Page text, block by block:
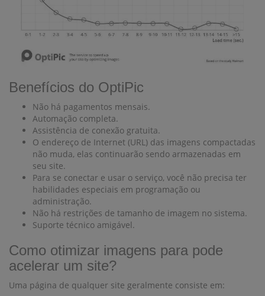
Benefícios do OptiPic
Não há pagamentos mensais.
Automação completa.
Assistência de conexão gratuita.
O endereço de Internet (URL) das imagens compactadas
não muda, elas continuarão sendo armazenadas em
seu site.
Para se conectar e usar o serviço, você não precisa ter
habilidades especiais em programação ou
administração.
Não há restrições de tamanho de imagem no sistema.
Suporte técnico amigável.
Como otimizar imagens para pode
acelerar um site?
Uma página de qualquer site geralmente consiste em: